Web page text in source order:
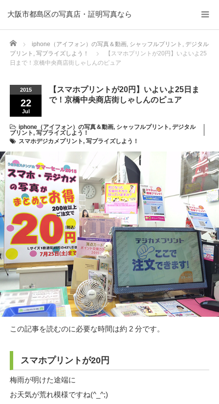
大阪市都島区の写真店・証明写真なら
Home iphone（アイフォン）の写真＆動画, シャッフルプリント , デジタル
プリント , 写プライズしよう！
【スマホプリントが20円】いよいよ25
日まで！京橋中央商店街しゃしんのピュア
2015
22
Jul
【スマホプリントが20円】いよいよ25日ま
で！京橋中央商店街しゃしんのピュア
iphone（アイフォン）の写真＆動画, シャッフルプリント, デジタル
プリント, 写プライズしよう！
スマホデジカメプリント, 写プライズしよう！
この記事を読むのに必要な時間は約 2 分です。
スマホプリントが20円
梅雨が明けた途端に
お天気が荒れ模様ですね(^_^;)